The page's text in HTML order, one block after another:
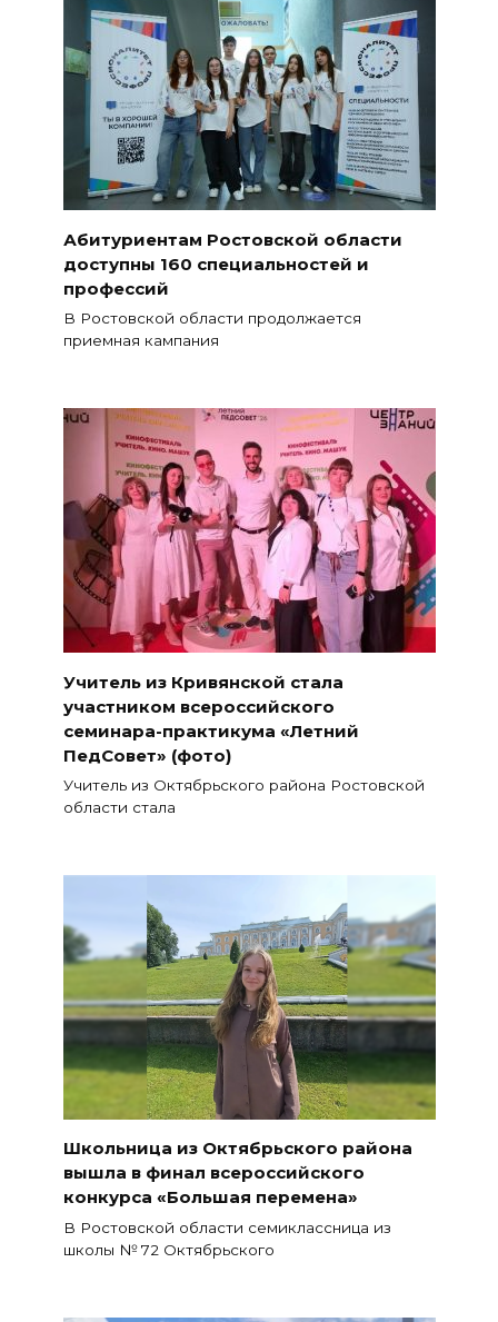
Абитуриентам Ростовской области
доступны 160 специальностей и
профессий
В Ростовской области продолжается
приемная кампания
Учитель из Кривянской стала
участником всероссийского
семинара-практикума «Летний
ПедСовет» (фото)
Учитель из Октябрьского района Ростовской
области стала
Школьница из Октябрьского района
вышла в финал всероссийского
конкурса «Большая перемена»
В Ростовской области семиклассница из
школы № 72 Октябрьского